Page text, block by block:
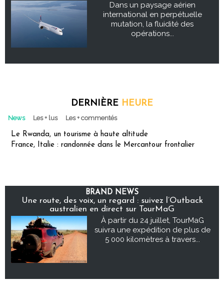
Dans un paysage aérien
international en perpétuelle
mutation, la fluidité des
opérations...
DERNIÈRE HEURE
News Les + lus Les + commentés
Le Rwanda, un tourisme à haute altitude
France, Italie : randonnée dans le Mercantour frontalier
BRAND NEWS
Une route, des voix, un regard : suivez l’Outback
australien en direct sur TourMaG
À partir du 24 juillet, TourMaG
suivra une expédition de plus de
5 000 kilomètres à travers...